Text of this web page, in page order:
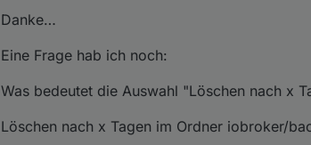
Danke…
Eine Frage hab ich noch:
Was bedeutet die Auswahl "Löschen nach x
Löschen nach x Tagen im Ordner iobroker/